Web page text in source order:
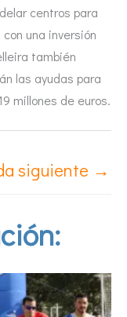
centros para
una inversión
también
las ayudas para
millones de euros.
siguiente →